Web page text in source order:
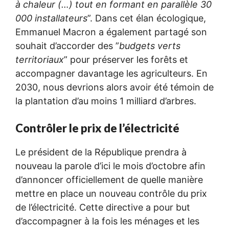
à chaleur (…) tout en formant en parallèle 30
000 installateurs”. Dans cet élan écologique,
Emmanuel Macron a également partagé son
souhait d’accorder des ”budgets verts
territoriaux” pour préserver les forêts et
accompagner davantage les agriculteurs. En
2030, nous devrions alors avoir été témoin de
la plantation d’au moins 1 milliard d’arbres.
Contrôler le prix de l’électricité
Le président de la République prendra à
nouveau la parole d’ici le mois d’octobre afin
d’annoncer officiellement de quelle manière
mettre en place un nouveau contrôle du prix
de l’électricité. Cette directive a pour but
d’accompagner à la fois les ménages et les